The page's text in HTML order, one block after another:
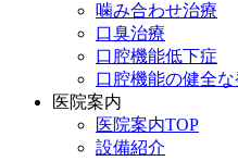
噛み合わせ治療
口臭治療
口腔機能低下症
口腔機能の健全
医院案内
医院案内TOP
設備紹介